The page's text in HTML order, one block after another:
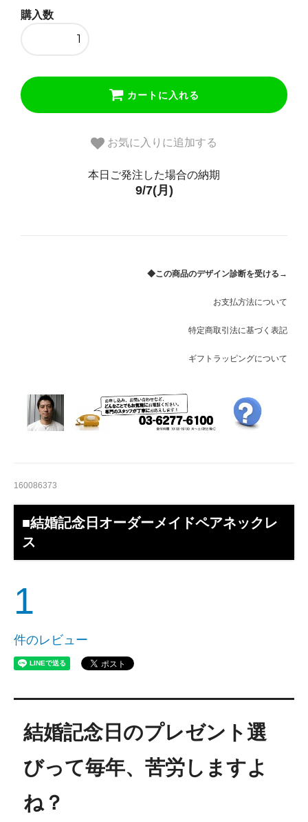
◆あり（+5500円）
77,000円(税込)
71,500円(税込)
◆あり（+5500円）
77,000円(税込)
購入数
カートに入れる
お気に入りに追加する
本日ご発注した場合の納期
9/7(月)
◆この商品のデザイン診断を受ける→
お支払方法について
特定商取引法に基づく表記
ギフトラッピングについて
160086373
■結婚記念日オーダーメイドペアネックレ
ス
1
件のレビュー
結婚記念日のプレゼント選
びって毎年、苦労しますよ
ね？